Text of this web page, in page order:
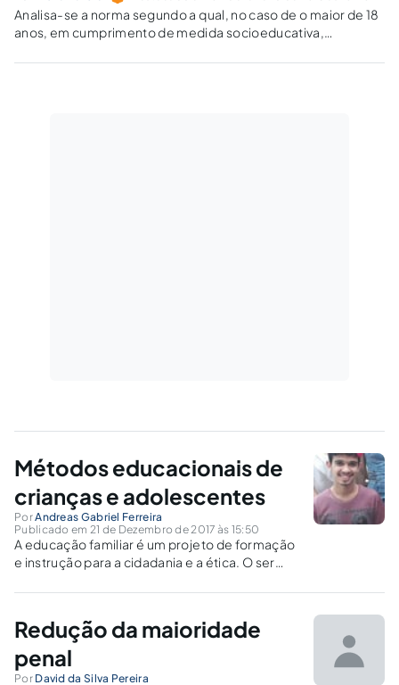
Analisa-se a norma segundo a qual, no caso de o maior de 18
anos, em cumprimento de medida socioeducativa,
judiciária decidir sobre eventual extinção da execução.
Métodos educacionais de
crianças e adolescentes
PorAndreas Gabriel Ferreira
Publicado em 21 de Dezembro de 2017 às 15:50
A educação familiar é um projeto de formação
e instrução para a cidadania e a ética. O ser
seu físico ou psicológico para viver só, assim
importante para sua formação.
Redução da maioridade
penal
Por David da Silva Pereira